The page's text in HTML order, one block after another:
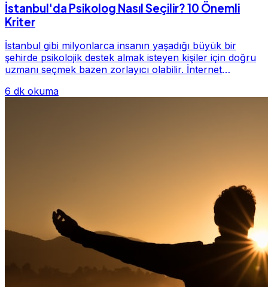
İstanbul'da Psikolog Nasıl Seçilir? 10 Önemli
Kriter
İstanbul gibi milyonlarca insanın yaşadığı büyük bir
şehirde psikolojik destek almak isteyen kişiler için doğru
uzmanı seçmek bazen zorlayıcı olabilir. İnternet
6 dk okuma